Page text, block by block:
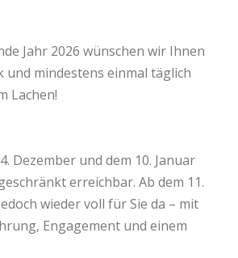
Jahr 2026 wünschen wir Ihnen
und mindestens einmal täglich
Lachen!
Dezember und dem 10. Januar
erreichbar. Ab dem 11.
wieder voll für Sie da – mit
Engagement und einem